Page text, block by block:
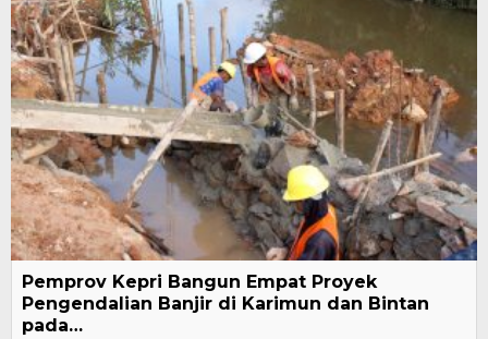
Pemprov Kepri Bangun Empat Proyek
Pengendalian Banjir di Karimun dan Bintan
pada…